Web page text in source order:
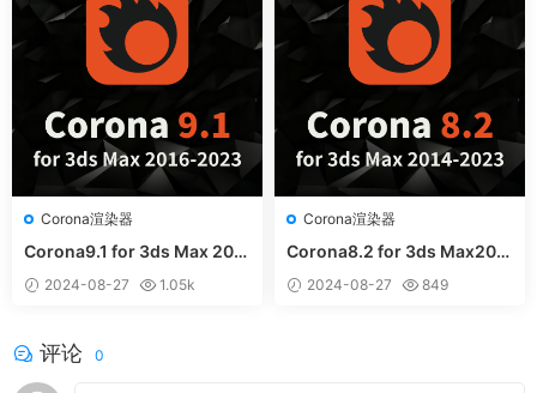
Corona渲染器
Corona9.1 for 3ds Max 201
6-2023中英文和谐版
2024-08-27 1.05k
Corona渲染器
Corona8.2 for 3ds Max201
4-2023中英文和谐版
2024-08-27 849
评论 0